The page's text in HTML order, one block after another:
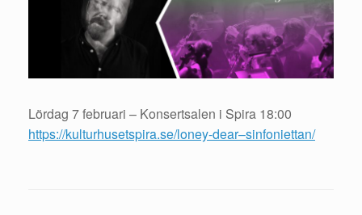
Lördag 7 februari – Konsertsalen i Spira 18:00
https://kulturhusetspira.se/loney-dear–sinfoniettan/